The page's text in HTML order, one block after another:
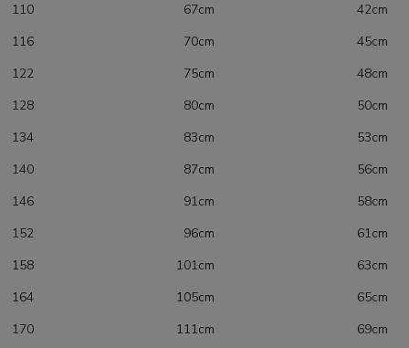
110 67cm 42cm
116 70cm 45cm
122 75cm 48cm
128 80cm 50cm
134 83cm 53cm
140 87cm 56cm
146 91cm 58cm
152 96cm 61cm
158 101cm 63cm
164 105cm 65cm
170 111cm 69cm